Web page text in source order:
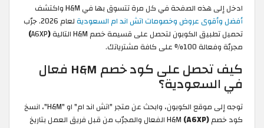
ادخل إلى هذه الصفحة في كل مرة تتسوق بها في H&M واكتشف
أفضل وأقوى عروض وخصومات اتش اند ام السعودية
لعام 2026. جرّب
تحميل تطبيق الكوبون لتحصل على قسيمة خصم H&M التالية
(
A6XP
)
مجربّة وفعالة 100% على كافة مشترياتك.
كيف تحصل على كود خصم H&M فعال
في السعودية؟
توجه إلى موقع الكوبون، وابحث عن متجر "اتش اند ام" او "H&M"، انسخ
كود خصم H&M(A6XP)
الفعال والمجرّب من قبل فريق العمل بتاريخ